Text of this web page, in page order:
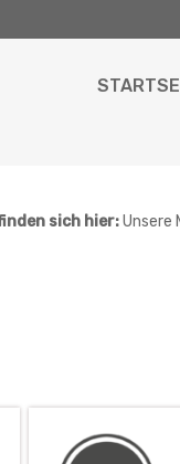
sich hier:Unsere